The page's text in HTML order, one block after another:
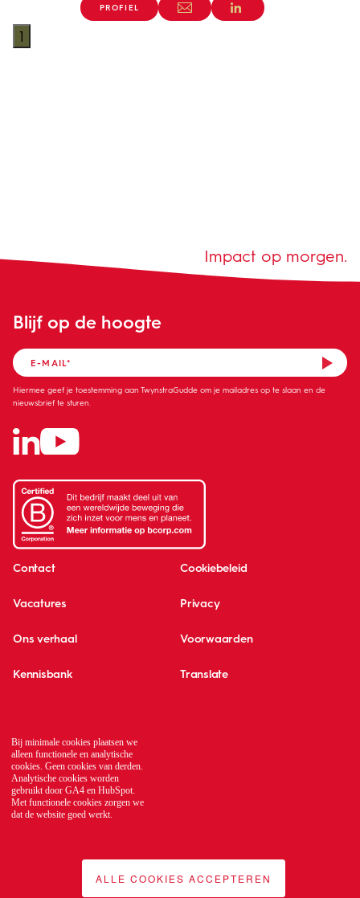
Bij minimale cookies plaatsen we
alleen functionele en analytische
cookies. Geen cookies van derden.
Analytische cookies worden
gebruikt door GA4 en HubSpot.
Met functionele cookies zorgen we
dat de website goed werkt.
ALLE COOKIES ACCEPTEREN
PROFIEL
1
Contact Cookiebeleid
Vacatures Privacy
Ons verhaal Voorwaarden
Kennisbank Translate
Blijf op de hoogte
Hiermee geef je toestemming aan TwynstraGudde om je mailadres op te slaan en de
nieuwsbrief te sturen.
Impact op morgen.